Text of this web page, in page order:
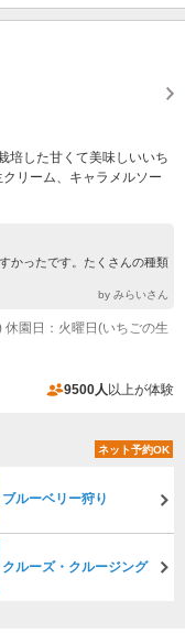
培した甘くて美味しいいち
リーム、キャラメルソー
かったです。たくさんの種類
by みらいさん
園日：火曜日(いちごの生
9500人 以上が体験
ネット予約OK
ブルーベリー狩り
クルーズ・クルージング